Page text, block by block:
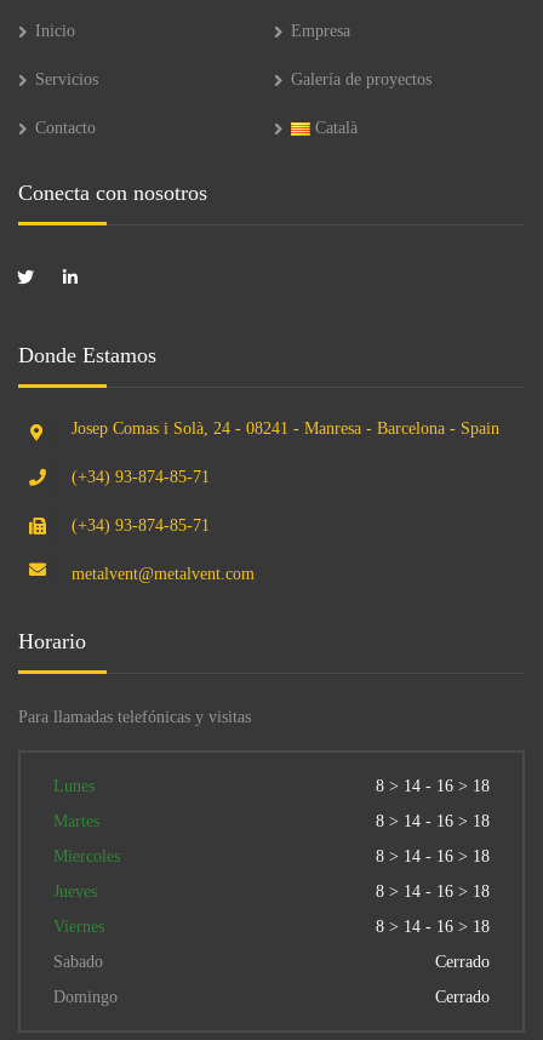
Inicio Empresa
Servicios Galería de proyectos
Contacto Català
Conecta con nosotros
Donde Estamos
Josep Comas i Solà, 24 - 08241 - Manresa - Barcelona - Spain
(+34) 93-874-85-71
(+34) 93-874-85-71
metalvent@metalvent.com
Horario
Para llamadas telefónicas y visitas
Lunes
8 > 14 - 16 > 18
Martes
8 > 14 - 16 > 18
Miercoles
8 > 14 - 16 > 18
Jueves
8 > 14 - 16 > 18
Viernes
8 > 14 - 16 > 18
Sabado
Cerrado
Domingo
Cerrado